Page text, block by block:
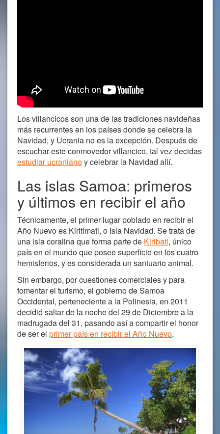
Los villancicos son una de las tradiciones navideñas
más recurrentes en los países donde se celebra la
Navidad, y Ucrania no es la excepción. Después de
escuchar este conmovedor villancico, tal vez decidas
estudiar ucranianoy celebrar la Navidad allí.
Las islas Samoa: primeros
y últimos en recibir el año
Técnicamente, el primer lugar poblado en recibir el
Año Nuevo es Kiritimati, o Isla Navidad. Se trata de
una isla coralina que forma parte de Kiribati, único
país en el mundo que posee superficie en los cuatro
hemisferios, y es considerada un santuario animal.
Sin embargo, por cuestiones comerciales y para
fomentar el turismo, el gobierno de Samoa
Occidental, perteneciente a la Polinesia, en 2011
decidió saltar de la noche del 29 de Diciembre a la
madrugada del 31, pasando así a compartir el honor
de ser el primer país en recibir el Año Nuevo.